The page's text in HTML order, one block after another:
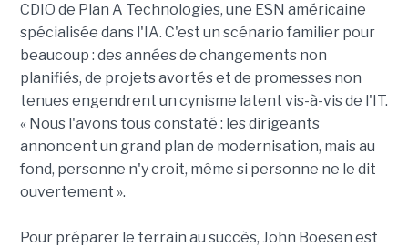
CDIO de Plan A Technologies, une ESN américaine
spécialisée dans l'IA. C'est un scénario familier pour
beaucoup : des années de changements non
planifiés, de projets avortés et de promesses non
tenues engendrent un cynisme latent vis-à-vis de l'IT.
« Nous l'avons tous constaté : les dirigeants
annoncent un grand plan de modernisation, mais au
fond, personne n'y croit, même si personne ne le dit
ouvertement ».
Pour préparer le terrain au succès, John Boesen est